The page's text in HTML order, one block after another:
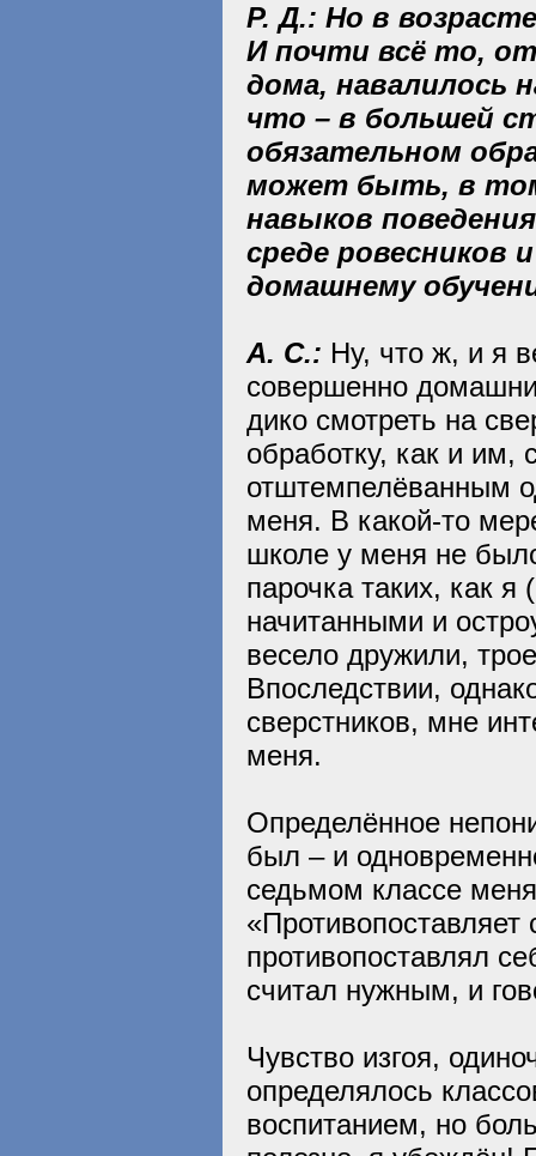
Р. Д.: Но в
И почти всё то,
дома, навалилось
что – в большей
обязательном
может быть, в
навыков
среде ровесников
домашнему
А. С.: Ну, что ж, и я
совершенно
дико смотреть на
обработку, как и
отштемпелёванным
меня. В какой-то
школе у меня не
парочка таких, как
начитанными и
весело дружили,
Впоследствии,
сверстников, мне
меня.
Определённое
был – и
седьмом классе
«Противопоставляет
противопоставлял
считал нужным, и
Чувство изгоя,
определялось
воспитанием, но